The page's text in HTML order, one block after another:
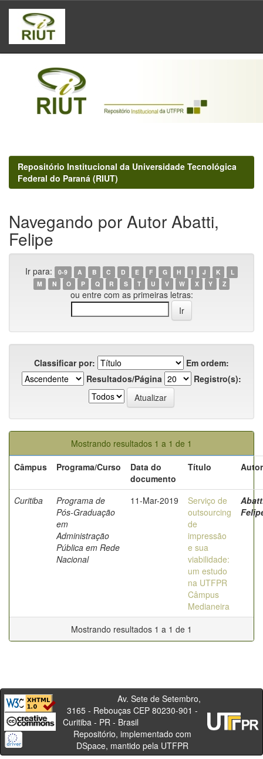
Skip
navigation
Repositório Institucional da Universidade Tecnológica
Federal do Paraná (RIUT)
Navegando por Autor Abatti,
Felipe
Ir para: 0-9 A B C D E F G H I J K
L
M
N O P Q R S T U V W X Y Z
ou entre com as primeiras letras:
Classificar por:
Em ordem:
Resultados/Página
Registro(s):
Mostrando resultados 1 a 1 de 1
Câmpus
Programa/Curso
Data do
documento
Título
Curitiba
Programa de
Pós-Graduação
em
Administração
Pública em Rede
Nacional
11-Mar-2019
Serviço de
outsourcing
de
impressão
e sua
viabilidade:
um estudo
na UTFPR
Câmpus
Medianeira
Mostrando resultados 1 a 1 de 1
Av. Sete de Setembro,
3165 - Rebouças CEP 80230-901 -
Curitiba - PR - Brasil
Repositório, implementado com
DSpace, mantido pela UTFPR